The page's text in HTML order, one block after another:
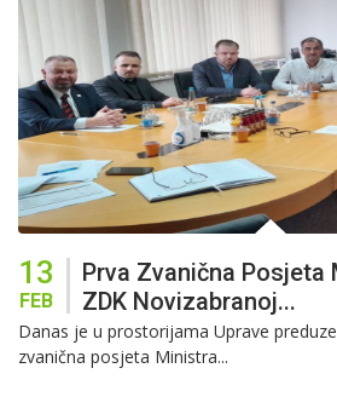
13
FEB
Prva Zvanična Posjeta
ZDK Novizabranoj...
Danas je u prostorijama Uprave
zvanična posjeta Ministra...